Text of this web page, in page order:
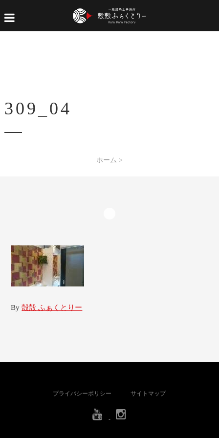
309_04
ホーム >
By殻殻 ふぁくとりー
プライバシーポリシー サイトマップ